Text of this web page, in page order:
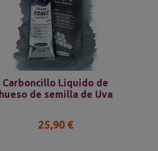
Carboncillo Líquido de
hueso de semilla de Uva
25,90 €